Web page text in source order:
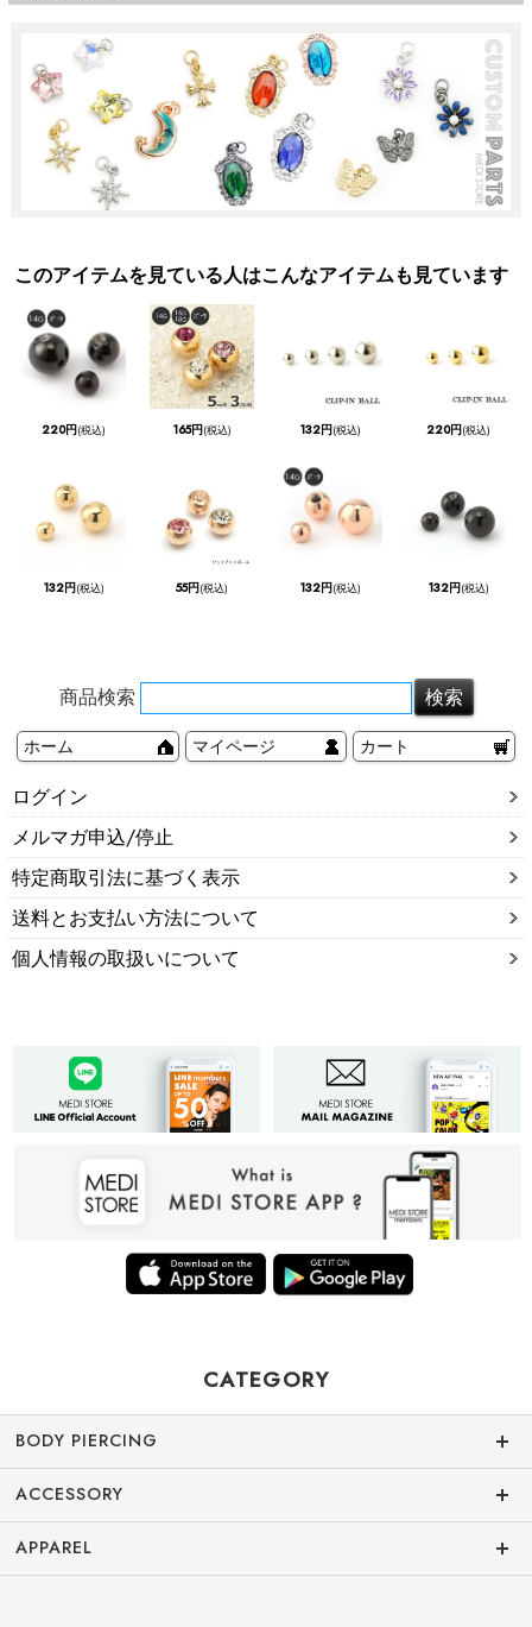
このアイテムを見ている人はこんなアイテムも見ています
220円(税込) 165円(税込) 132円(税込) 220円(税込)
132円(税込) 55円(税込) 132円(税込) 132円(税込)
商品検索
ホーム マイページ カート
ログイン
メルマガ申込/停止
特定商取引法に基づく表示
送料とお支払い方法について
個人情報の取扱いについて
CATEGORY
BODY PIERCING
ACCESSORY
APPAREL